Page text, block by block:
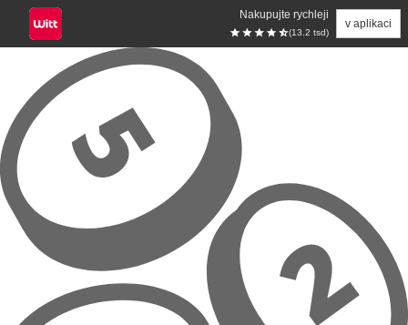
Nakupujte rychleji
(13.2 tsd)
v aplikaci
Přeskočit na hlavní obsah